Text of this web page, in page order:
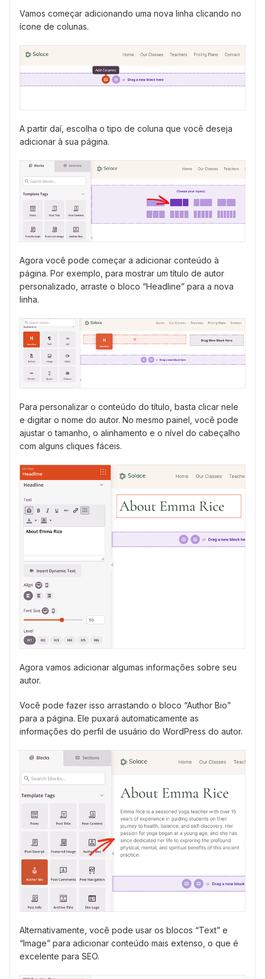
Vamos começar adicionando uma nova linha clicando no
ícone de colunas.
A partir daí, escolha o tipo de coluna que você deseja
adicionar à sua página.
Agora você pode começar a adicionar conteúdo à
página. Por exemplo, para mostrar um título de autor
personalizado, arraste o bloco “Headline” para a nova
linha.
Para personalizar o conteúdo do título, basta clicar nele
e digitar o nome do autor. No mesmo painel, você pode
ajustar o tamanho, o alinhamento e o nível do cabeçalho
com alguns cliques fáceis.
Agora vamos adicionar algumas informações sobre seu
autor.
Você pode fazer isso arrastando o bloco “Author Bio”
para a página. Ele puxará automaticamente as
informações do perfil de usuário do WordPress do autor.
Alternativamente, você pode usar os blocos “Text” e
“Image” para adicionar conteúdo mais extenso, o que é
excelente para SEO.